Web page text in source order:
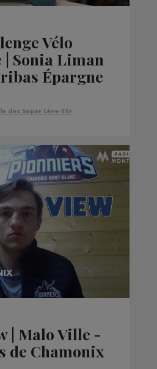
Vélo
Sonia Liman
Épargne
des Super Lève-Tôt
| Malo Ville -
de Chamonix